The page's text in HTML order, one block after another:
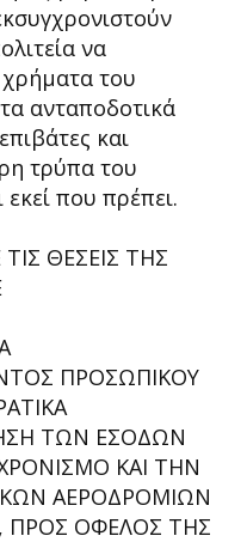
να
χρήματα του
ανταποδοτικά
και
τρύπα του
που πρέπει.
ΘΕΣΕΙΣ ΤΗΣ
ΠΡΟΣΩΠΙΚΟΥ
ΤΩΝ ΕΣΟΔΩΝ
ΚΑΙ ΤΗΝ
ΑΕΡΟΔΡΟΜΙΩΝ
ΠΡΟΣ ΟΦΕΛΟΣ ΤΗΣ